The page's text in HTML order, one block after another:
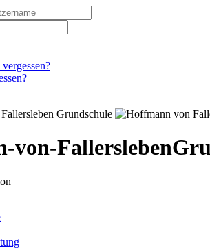
von-Fallersleben